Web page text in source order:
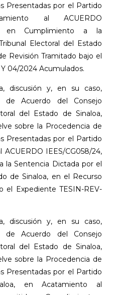
Presentadas por el Partido
al ACUERDO
en Cumplimiento a la
Electoral del Estado
Revisión Tramitado bajo el
04/2024 Acumulados.
discusión y, en su caso,
de Acuerdo del Consejo
del Estado de Sinaloa,
sobre la Procedencia de
Presentadas por el Partido
IEES/CG058/24,
la Sentencia Dictada por el
de Sinaloa, en el Recurso
el Expediente TESIN-REV-
discusión y, en su caso,
de Acuerdo del Consejo
del Estado de Sinaloa,
sobre la Procedencia de
Presentadas por el Partido
en Acatamiento al